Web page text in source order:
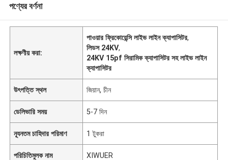
পণ্যের বর্ণনা
লক্ষণীয় করা:
পাওয়ার ফ্রিকোয়েন্সি লাইভ লাইন ক্যাপাসিটর,
লিডস 24KV,
24KV 15pf সিরামিক ক্যাপাসিটর সহ লাইভ লাইন
ক্যাপাসিটর
উৎপত্তি স্থল জিয়ান, চীন
ডেলিভারি সময় 5-7 দিন
ন্যূনতম চাহিদার পরিমাণ 1 টুকরা
পরিচিতিমুলক নাম XIWUER